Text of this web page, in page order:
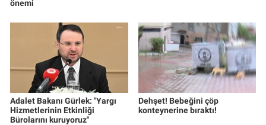
önemi
Adalet Bakanı Gürlek: "Yargı
Hizmetlerinin Etkinliği
Bürolarını kuruyoruz"
Dehşet! Bebeğini çöp
konteynerine bıraktı!